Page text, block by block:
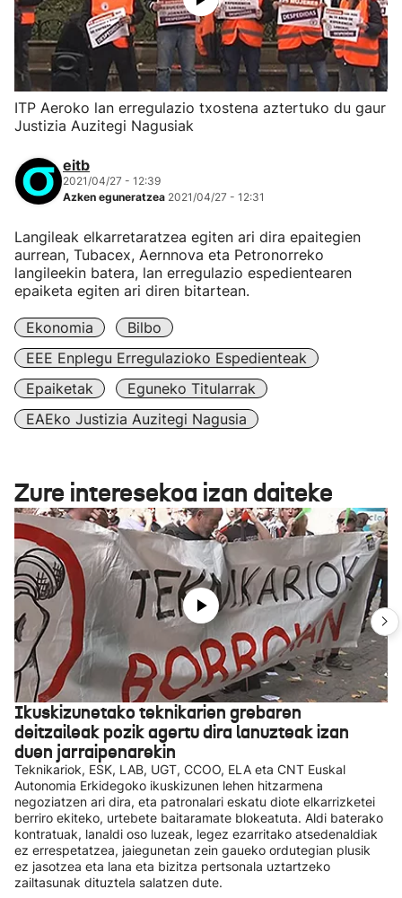
ITP Aeroko lan erregulazio txostena aztertuko du gaur
Justizia Auzitegi Nagusiak
eitb
2021/04/27 - 12:39
Azken eguneratzea 2021/04/27 - 12:31
Langileak elkarretaratzea egiten ari dira epaitegien
aurrean, Tubacex, Aernnova eta Petronorreko
langileekin batera, lan erregulazio espedientearen
epaiketa egiten ari diren bitartean.
Ekonomia
Bilbo
EEE Enplegu Erregulazioko Espedienteak
Epaiketak
Eguneko Titularrak
EAEko Justizia Auzitegi Nagusia
Zure interesekoa izan daiteke
Ikuskizunetako teknikarien grebaren
deitzaileak pozik agertu dira lanuzteak izan
duen jarraipenarekin
Teknikariok, ESK, LAB, UGT, CCOO, ELA eta CNT Euskal
Autonomia Erkidegoko ikuskizunen lehen hitzarmena
negoziatzen ari dira, eta patronalari eskatu diote elkarrizketei
berriro ekiteko, urtebete baitaramate blokeatuta. Aldi baterako
kontratuak, lanaldi oso luzeak, legez ezarritako atsedenaldiak
ez errespetatzea, jaiegunetan zein gaueko ordutegian plusik
ez jasotzea eta lana eta bizitza pertsonala uztartzeko
zailtasunak dituztela salatzen dute.